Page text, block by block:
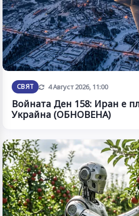
СВЯТ Обновена
4 Август 2026, 11:00
Войната Ден 158: Иран е
Украйна (ОБНОВЕНА)